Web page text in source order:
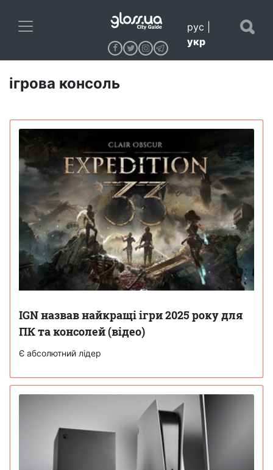
рус
укр
ігрова консоль
IGN назвав найкращі ігри 2025 року для
ПК та консолей (відео)
Є абсолютний лідер